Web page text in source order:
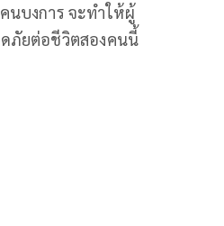
นบงการ จะทำให้ผู้
ดภัยต่อชีวิตสองคนนี้